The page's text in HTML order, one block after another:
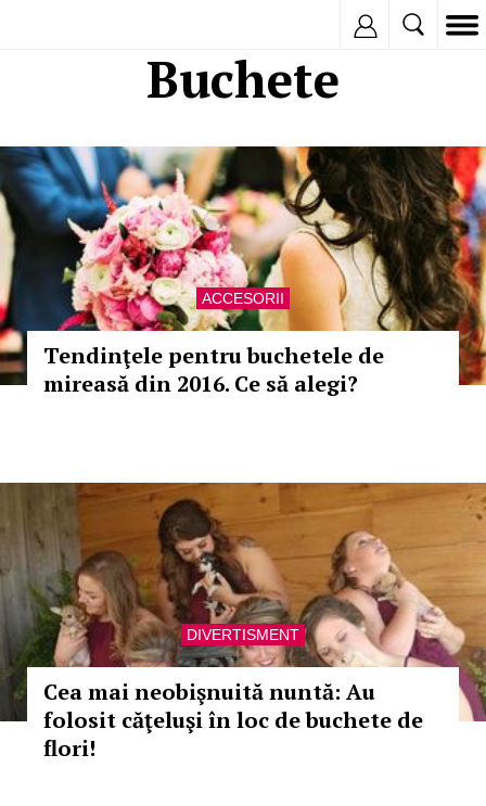
Buchete
ACCESORII
Tendinţele pentru buchetele de
mireasă din 2016. Ce să alegi?
DIVERTISMENT
Cea mai neobişnuită nuntă: Au
folosit căţeluşi în loc de buchete de
flori!